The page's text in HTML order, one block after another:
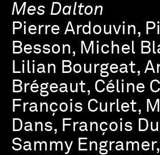
Mes Dalton
Pierre Ardouvin,
Besson, Michel
Lilian Bourgeat,
Brégeaut, Céline
François Curlet,
Dans, François
Sammy Engramer,